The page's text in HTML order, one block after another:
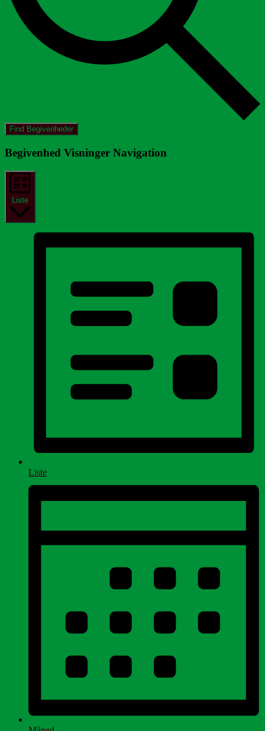
Find Begivenheder
Begivenhed Visninger Navigation
Liste
Liste